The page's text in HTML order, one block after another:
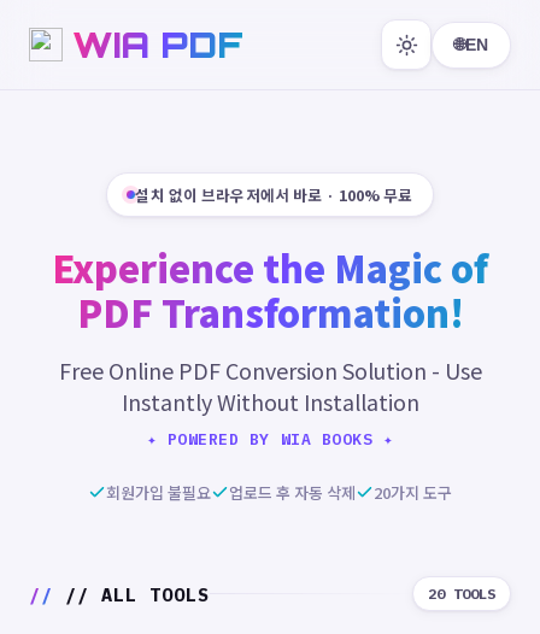
WIA PDF 🌐EN
설치 없이 브라우저에서 바로 · 100% 무료
Experience the Magic of
PDF Transformation!
Free Online PDF Conversion Solution - Use
Instantly Without Installation
✦ POWERED BY WIA BOOKS ✦
회원가입 불필요 업로드 후 자동 삭제 20가지 도구
// // ALL TOOLS 20 TOOLS